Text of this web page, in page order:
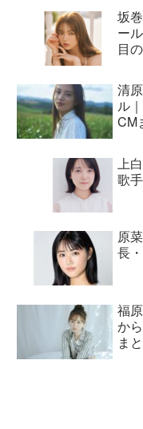
坂
ー
目
清
ル
CM
上
歌
原
長
福
か
ま